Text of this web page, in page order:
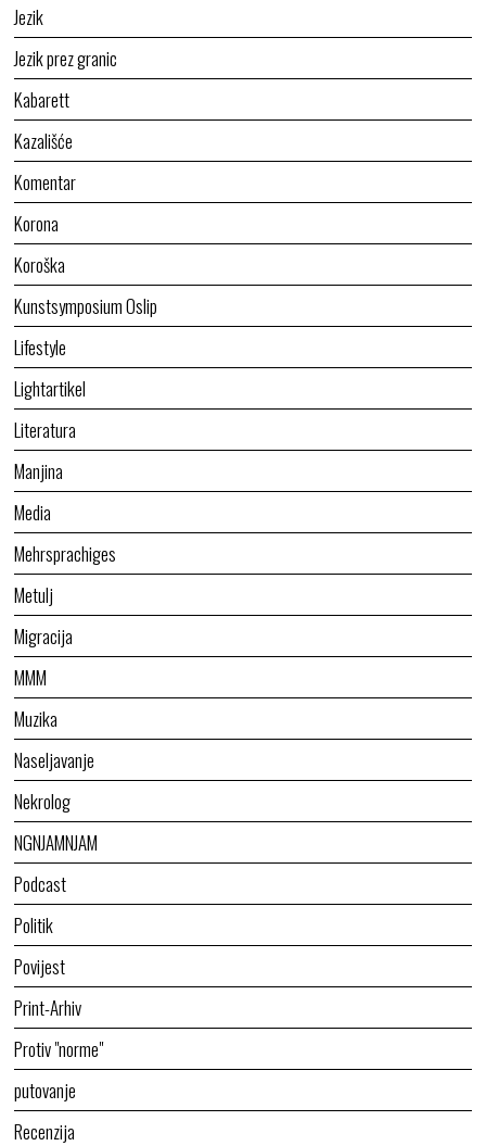
Jezik
Jezik prez granic
Kabarett
Kazališće
Komentar
Korona
Koroška
Kunstsymposium Oslip
Lifestyle
Lightartikel
Literatura
Manjina
Media
Mehrsprachiges
Metulj
Migracija
MMM
Muzika
Naseljavanje
Nekrolog
NGNJAMNJAM
Podcast
Politik
Povijest
Print-Arhiv
Protiv "norme"
putovanje
Recenzija